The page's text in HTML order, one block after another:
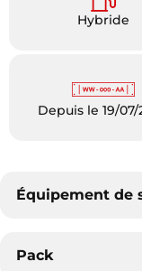
Hybride
Depuis le 19/07/
Équipement de
Pack